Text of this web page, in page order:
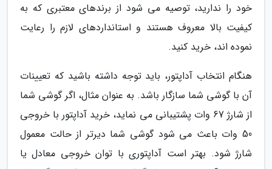
خود را ندارید، توصیه می شود از برندهای معتبری که به
کیفیت بالا معروف هستند و استانداردهای لازم را رعایت
نموده اند، خرید کنید.
هنگام انتخاب آداپتور، باید توجه داشته باشید که تعیینات
آن با گوشی شما سازگار باشد. به عنوان مثال، اگر گوشی شما
از شارژ 67 وات پشتیبانی می نماید، خرید آداپتور با خروجی
50 وات باعث می شود گوشی شما دیرتر از حالت معمول
شارژ شود. بهتر است آداپتوری با توان خروجی معادل یا